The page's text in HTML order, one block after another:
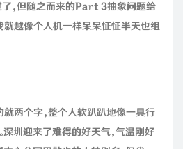
，但随之而来的Part 3抽象问题给
就越像个人机一样呆呆怔怔半天也组
就两个字，整个人软趴趴地像一具行
深圳迎来了难得的好天气，气温刚好